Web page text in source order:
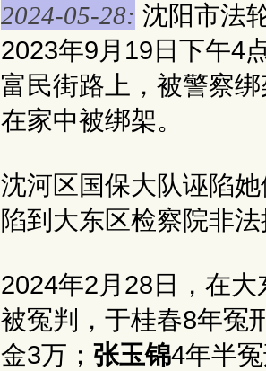
2024-05-28: 沈阳市法
2023年9月19日下午4
富民街路上，被警察
在家中被绑架。
沈河区国保大队诬陷
陷到大东区检察院非
2024年2月28日，在
被冤判，于桂春8年冤
金3万； 张玉锦4年半